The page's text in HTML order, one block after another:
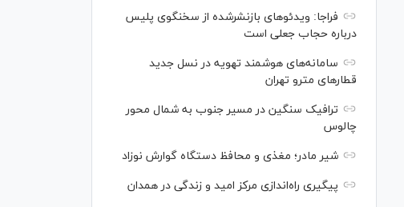
فراجا: ویدئو‌های بازنشرشده از سخنگوی پلیس
درباره حجاب جعلی است
سامانه‌های هوشمند تهویه در نسل جدید
قطار‌های مترو تهران
ترافیک سنگین در مسیر جنوب به شمال محور
چالوس
شیر مادر؛ مغذی و محافظ دستگاه گوارش نوزاد
پیگیری راه‌اندازی مرکز امید و زندگی در همدان